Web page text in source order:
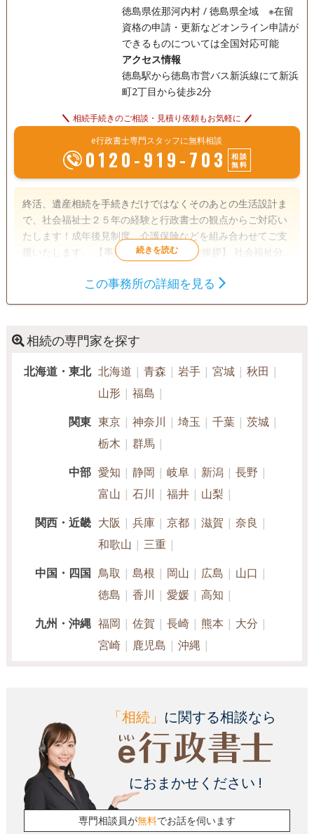
徳島県佐那河内村 / 徳島県全域 ※在留
資格の申請・更新などオンライン申請が
できるものについては全国対応可能
アクセス情報
徳島駅から徳島市営バス新浜線にて新浜
町2丁目から徒歩2分
相続手続きのご相談・見積り依頼もお気軽に
e行政書士専門スタッフに無料相談
0120-919-703
相談
無料
終活、遺産相続を手続きだけではなくそのあとの生活設計ま
で、社会福祉士２５年の経験と行政書士の観点からご対応い
たします！成年後見制度、介護保険などを組み合わせてご支
援いたします。 【事務所開設の経緯とご挨拶】 社会福祉分
緒にお仕事をしながら仕事をしてきました。もう一歩踏み込
わたり医療・介護福祉の現場に携わってきた経験と、福祉に
関する資格を活かし、地域の皆さまの暮らしと未来を支える
法務サービスを提供しいたします。 個人の方から法人様ま
で、人生のさまざまなステージで直面する不安や課題に、丁
寧に寄り添いながらサポートいたします。 遺言書や任意後見
制度のご相談、法人設立や運営支援、福祉サービスに関する
申請手続き、さらに各種許認可申請にも対応いたします。 ご
家族の将来や地域社会の在り方を見据えたアドバイスと実務
いたします。 ご相談者様お一人おひとりの背景や価値観を大
切にし、安心して次の一歩を踏み出していただけるよう、心
せ。
遺産分割
事業承継
相続人調査
電話相談可 訪問可 女性スタッフ対応可 土日相談可
この事務所の詳細を見る
相続の専門家を探す
北海道・東北 北海道 青森 岩手 宮城
秋田
山形
福島
関東 東京 神奈川 埼玉 千葉
茨城
栃木
群馬
中部 愛知 静岡 岐阜 新潟
長野
富山
石川 福井
山梨
関西・近畿 大阪 兵庫 京都 滋賀
奈良
和歌山
三重
中国・四国 鳥取 島根 岡山 広島
山口
徳島
香川 愛媛
高知
九州・沖縄 福岡 佐賀 長崎 熊本
大分
宮崎
鹿児島 沖縄
「相続」 に関する相談なら
におまかせください !
専門相談員が無料でお話を伺います